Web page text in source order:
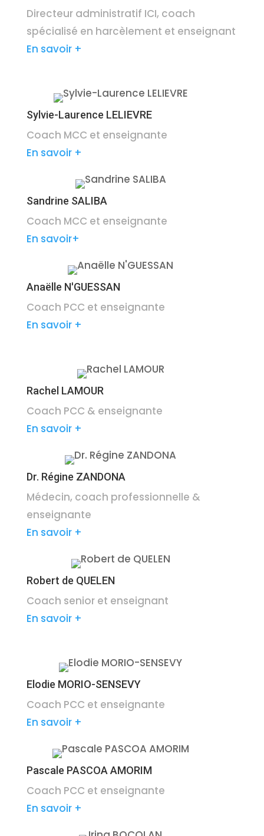
Directeur administratif ICI, coach
spécialisé en harcèlement et enseignant
En savoir +
Sylvie-Laurence LELIEVRE
Coach MCC et enseignante
En savoir +
Sandrine SALIBA
Coach MCC et enseignante
En savoir+
Anaëlle N'GUESSAN
Coach PCC et enseignante
En savoir +
Rachel LAMOUR
Coach PCC & enseignante
En savoir +
Dr. Régine ZANDONA
Médecin, coach professionnelle &
enseignante
En savoir +
Robert de QUELEN
Coach senior et enseignant
En savoir +
Elodie MORIO-SENSEVY
Coach PCC et enseignante
En savoir +
Pascale PASCOA AMORIM
Coach PCC et enseignante
En savoir +